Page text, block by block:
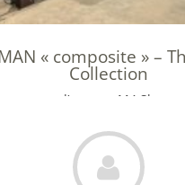
« composite » –
Collection
cours d’un rare M4